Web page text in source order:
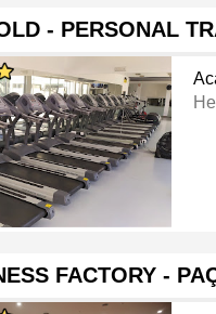
- PERSONAL
FACTORY -